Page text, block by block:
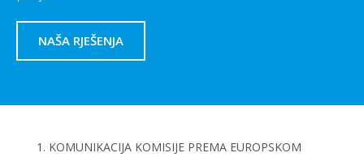
NAŠA RJEŠENJA
KOMUNIKACIJA KOMISIJE PREMA EUROPSKOM